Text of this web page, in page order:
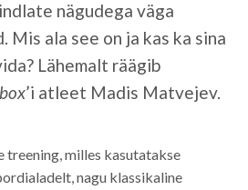
nägudega väga
Mis ala see on ja kas ka sina
Lähemalt räägib
box’i atleet Madis Matvejev.
treening, milles kasutatakse
nagu klassikaline